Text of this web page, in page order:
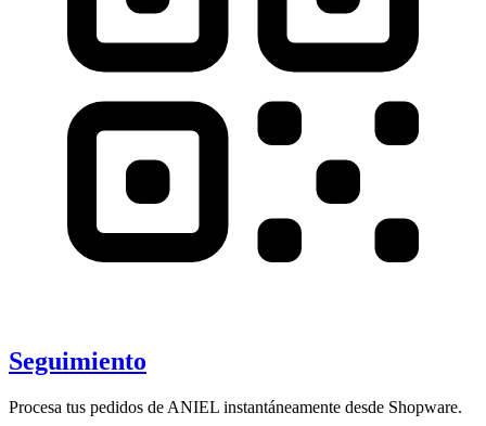
Seguimiento
Procesa tus pedidos de ANIEL instantáneamente desde Shopware.